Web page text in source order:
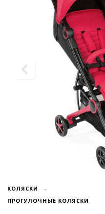
КОЛЯСКИ
ПРОГУЛОЧНЫЕ КОЛЯСКИ